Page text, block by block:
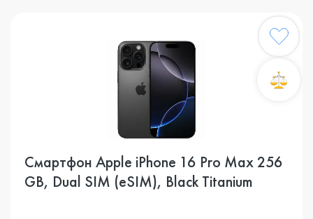
Смартфон Apple iPhone 16 Pro Max 256
GB, Dual SIM (eSIM), Black Titanium